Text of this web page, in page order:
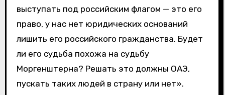
выступать под российским флагом — это его
право, у нас нет юридических оснований
лишить его российского гражданства. Будет
ли его судьба похожа на судьбу
Моргенштерна? Решать это должны ОАЭ,
пускать таких людей в страну или нет».